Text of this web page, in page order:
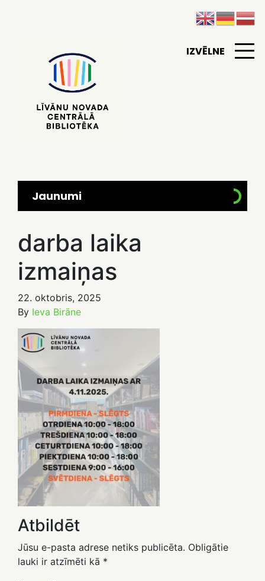
IZVĒLNE
Jaunumi
darba laika
izmaiņas
22. oktobris, 2025
By Ieva Birāne
Atbildēt
Jūsu e-pasta adrese netiks publicēta. Obligātie
lauki ir atzīmēti kā *